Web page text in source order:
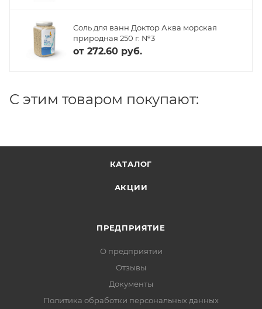
Соль для ванн Доктор Аква морская
природная 250 г. №3
от 272.60 руб.
C этим товаром покупают:
КАТАЛОГ
АКЦИИ
ПРЕДПРИЯТИЕ
О предприятии
Отзывы
Документы
Политика обработки персональных данных